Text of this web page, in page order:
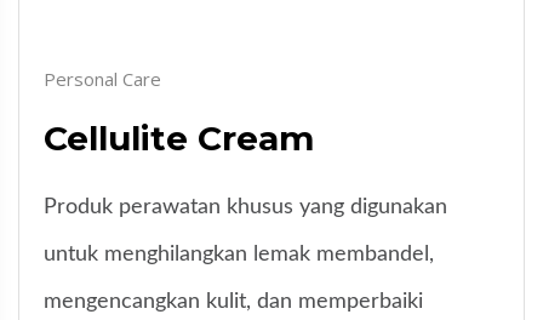
Personal Care
Cellulite Cream
Produk perawatan khusus yang digunakan
untuk menghilangkan lemak membandel,
mengencangkan kulit, dan memperbaiki